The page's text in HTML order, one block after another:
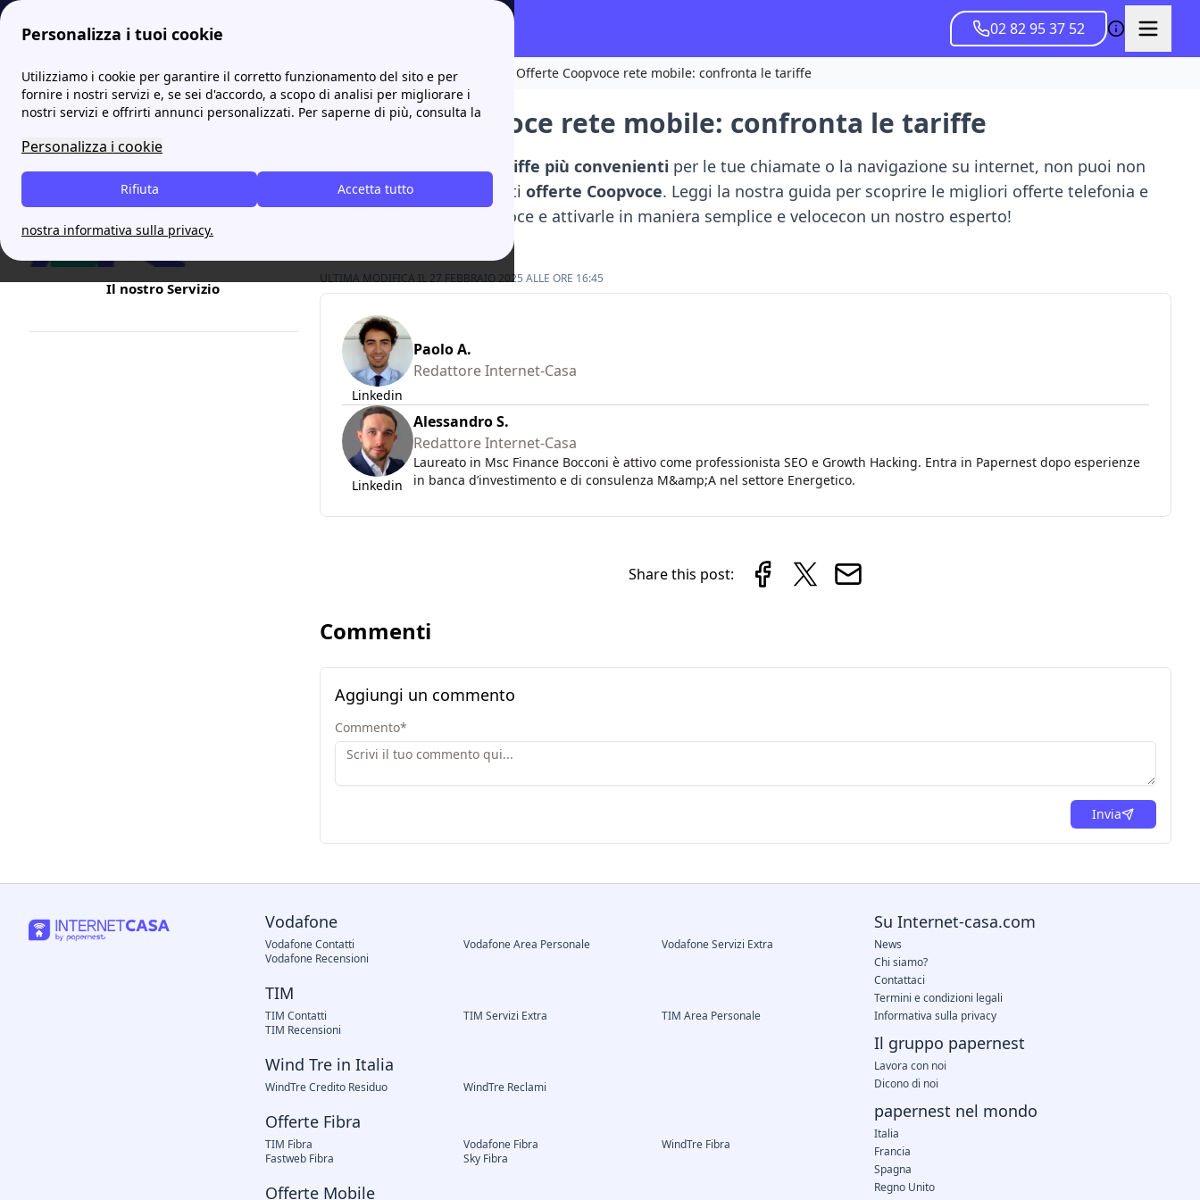
Personalizza i tuoi cookie
Utilizziamo i cookie per garantire il corretto funzionamento del sito e per
fornire i nostri servizi e, se sei d'accordo, a scopo di analisi per migliorare i
nostri servizi e offrirti annunci personalizzati. Per saperne di più, consulta la
Personalizza i cookie
Accetta tutto
Rifiuta
nostra informativa sulla privacy.
02 82 95 37 52
Internet Casa Confronto offerte mobile e fisso: ecco le migliori in circolazione! Offerte Coopvoce rete mobile: confronta le tariffe
Il nostro Servizio
Offerte Coopvoce rete mobile: confronta le tariffe
Nella tua ricerca delletariffe più convenienti per le tue chiamate o la navigazione su internet, non puoi non
considerare le interessanti offerte Coopvoce. Leggi la nostra guida per scoprire le migliori offerte telefonia e
internet Mobile di Coopvoce e attivarle in maniera semplice e velocecon un nostro esperto!
ULTIMA MODIFICA IL 27 FEBBRAIO 2025 ALLE ORE 16:45
Linkedin
Paolo A.
Redattore Internet-Casa
Linkedin
Alessandro S.
Redattore Internet-Casa
Laureato in Msc Finance Bocconi è attivo come professionista SEO e Growth Hacking. Entra in Papernest dopo esperienze
in banca d’investimento e di consulenza M&amp;A nel settore Energetico.
Share this post:
Commenti
Aggiungi un commento
Commento*
Invia
Vodafone
Vodafone Contatti Vodafone Area Personale
Vodafone Servizi Extra
Vodafone Recensioni
TIM
TIM Contatti TIM Servizi Extra
TIM Area Personale
TIM Recensioni
Wind Tre in Italia
WindTre Credito Residuo WindTre Reclami
Offerte Fibra
TIM Fibra Vodafone Fibra
WindTre Fibra
Fastweb Fibra
Sky Fibra
Offerte Mobile
Su Internet-casa.com
News
Chi siamo?
Contattaci
Termini e condizioni legali
Informativa sulla privacy
Il gruppo papernest
Lavora con noi
Dicono di noi
papernest nel mondo
Italia
Francia
Spagna
Regno Unito